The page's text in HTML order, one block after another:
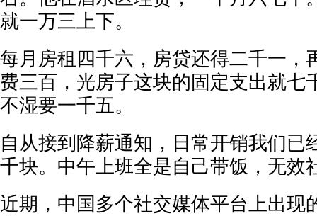
就一万三上下。
每月房租四千六，房贷还得二千一，
费三百，光房子这块的固定支出就七
不湿要一千五。
自从接到降薪通知，日常开销我们已
千块。中午上班全是自己带饭，无效
近期，中国多个社交媒体平台上出现